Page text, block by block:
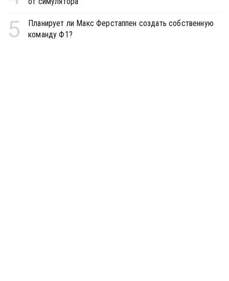
5
Планирует ли Макс Ферстаппен создать собственную
команду Ф1?